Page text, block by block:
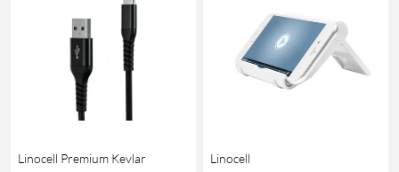
Linocell Premium Kevlar Linocell